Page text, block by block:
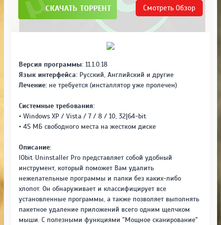
СКАЧАТЬ ТОРРЕНТ Смотреть Обзор
Версия программы: 11.1.0.18
Язык интерфейса: Русский, Английский и другие
Лечение: не требуется (инсталлятор уже пролечен)
Системные требования:
• Windows XP / Vista / 7 / 8 / 10, 32|64-bit
• 45 МБ свободного места на жестком диске
Описание:
IObit Uninstaller Pro представляет собой удобный
инструмент, который поможет Вам удалить
нежелательные программы и папки без каких-либо
хлопот. Он обнаруживает и классифицирует все
установленные программы, а также позволяет выполнять
пакетное удаление приложений всего одним щелчком
мыши. С полезными функциями "Мощное сканирование"